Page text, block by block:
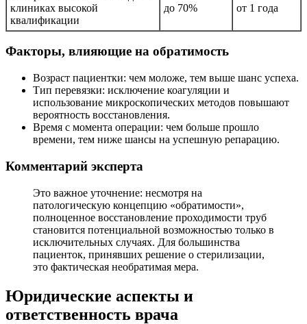
клиниках высокой
квалификации
до 70% от 1 года
Факторы, влияющие на обратимость
Возраст пациентки: чем моложе, тем выше шанс успеха.
Тип перевязки: исключение коагуляции и
использование микроскопических методов повышают
вероятность восстановления.
Время с момента операции: чем больше прошло
времени, тем ниже шансы на успешную репарацию.
Комментарий эксперта
Это важное уточнение: несмотря на
патологическую концепцию «обратимости»,
полноценное восстановление проходимости труб
становится потенциальной возможностью только в
исключительных случаях. Для большинства
пациенток, принявших решение о стерилизации,
это фактическая необратимая мера.
Юридические аспекты и
ответственность врача